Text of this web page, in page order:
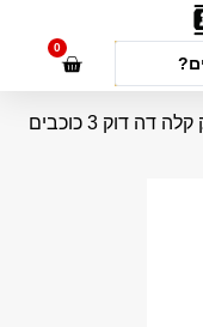
0
דה דוק 3 כוכבים